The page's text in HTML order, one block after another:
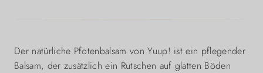
Der natürliche Pfotenbalsam von Yuup! ist ein pflegender
Balsam, der zusätzlich ein Rutschen auf glatten Böden